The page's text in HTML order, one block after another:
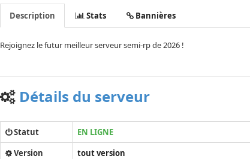
Description Stats Bannières
Rejoignez le futur meilleur serveur semi-rp de 2026 !
Détails du serveur
Statut
EN LIGNE
Version
tout version